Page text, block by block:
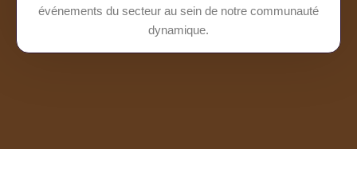
événements du secteur au sein de notre communauté
dynamique.